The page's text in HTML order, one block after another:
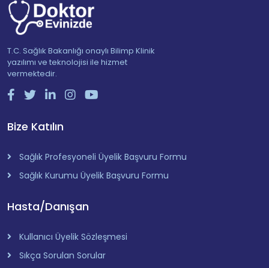
T.C. Sağlık Bakanlığı onaylı Bilimp Klinik
yazılımı ve teknolojisi ile hizmet
vermektedir.
Bize Katılın
Sağlık Profesyoneli Üyelik Başvuru Formu
Sağlık Kurumu Üyelik Başvuru Formu
Hasta/Danışan
Kullanıcı Üyelik Sözleşmesi
Sıkça Sorulan Sorular